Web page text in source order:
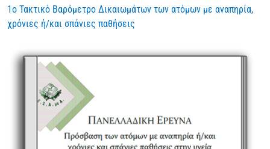
1ο Τακτικό Βαρόμετρο Δικαιωμάτων των ατόμων με αναπηρία,
χρόνιες ή/και σπάνιες παθήσεις